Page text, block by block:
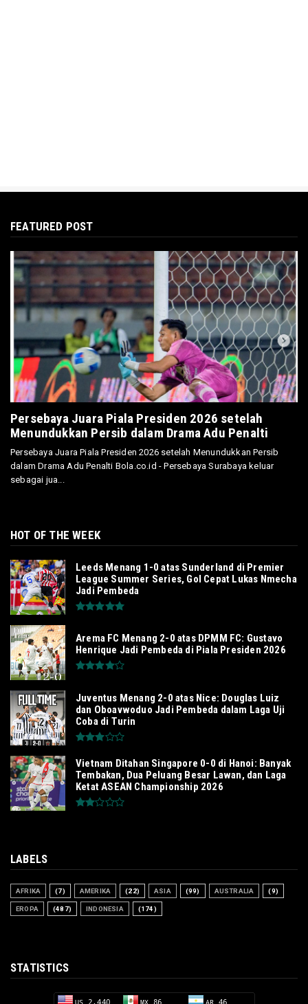
FEATURED POST
Persebaya Juara Piala Presiden 2026 setelah
Menundukkan Persib dalam Drama Adu Penalti
Persebaya Juara Piala Presiden 2026 setelah Menundukkan Persib
dalam Drama Adu Penalti Bola.co.id - Persebaya Surabaya keluar
sebagai jua...
HOT OF THE WEEK
Leeds Menang 1-0 atas Sunderland di Premier
League Summer Series, Gol Cepat Lukas Nmecha
Jadi Pembeda
Arema FC Menang 2-0 atas DPMM FC: Gustavo
Henrique Jadi Pembeda di Piala Presiden 2026
Juventus Menang 2-0 atas Nice: Douglas Luiz
dan Oboavwoduo Jadi Pembeda dalam Laga Uji
Coba di Turin
Vietnam Ditahan Singapore 0-0 di Hanoi: Banyak
Tembakan, Dua Peluang Besar Lawan, dan Laga
Ketat ASEAN Championship 2026
LABELS
AFRIKA (7) AMERIKA (22) ASIA (99) AUSTRALIA (9)
EROPA (487) INDONESIA (174)
STATISTICS